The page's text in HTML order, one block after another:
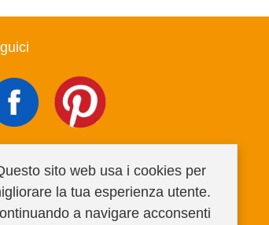
sito web usa i cookies per
la tua esperienza utente.
a navigare acconsenti